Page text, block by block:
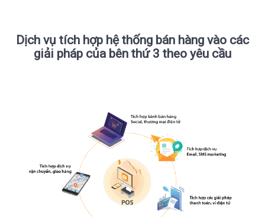
Dịch vụ tích hợp hệ thống bán hàng vào các
giải pháp của bên thứ 3 theo yêu cầu